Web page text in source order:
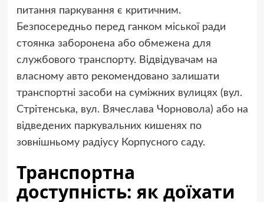
питання паркування є критичним.
Безпосередньо перед ганком міської ради
стоянка заборонена або обмежена для
службового транспорту. Відвідувачам на
власному авто рекомендовано залишати
транспортні засоби на суміжних вулицях (вул.
Стрітенська, вул. Вячеслава Чорновола) або на
відведених паркувальних кишенях по
зовнішньому радіусу Корпусного саду.
Транспортна
доступність: як доїхати